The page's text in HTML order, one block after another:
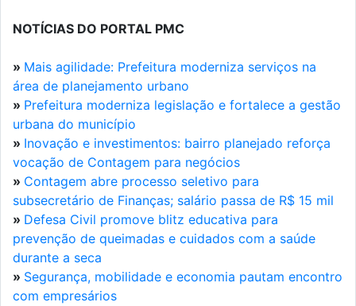
NOTÍCIAS DO PORTAL PMC
» Mais agilidade: Prefeitura moderniza serviços na
área de planejamento urbano
» Prefeitura moderniza legislação e fortalece a gestão
urbana do município
» Inovação e investimentos: bairro planejado reforça
vocação de Contagem para negócios
» Contagem abre processo seletivo para
subsecretário de Finanças; salário passa de R$ 15 mil
» Defesa Civil promove blitz educativa para
prevenção de queimadas e cuidados com a saúde
durante a seca
» Segurança, mobilidade e economia pautam encontro
com empresários